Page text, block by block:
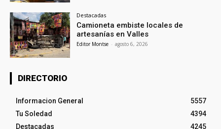
Destacadas
Camioneta embiste locales de
artesanías en Valles
Editor Montse - agosto 6, 2026
DIRECTORIO
Informacion General
5557
Tu Soledad
4394
Destacadas
4245